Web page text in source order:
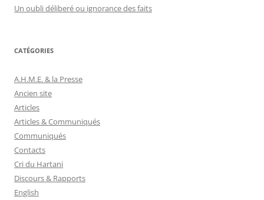
Un oubli déliberé ou ignorance des faits
CATÉGORIES
A.H.M.E. & la Presse
Ancien site
Articles
Articles & Communiqués
Communiqués
Contacts
Cri du Hartani
Discours & Rapports
English